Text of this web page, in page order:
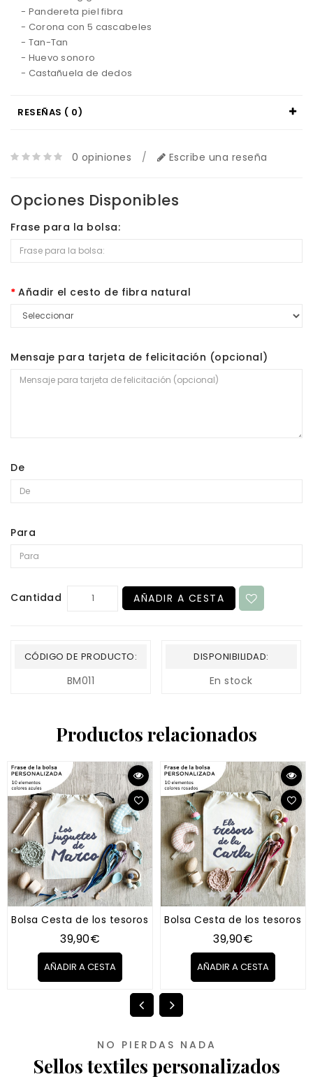
- Pandereta piel fibra
- Corona con 5 cascabeles
- Tan-Tan
- Huevo sonoro
- Castañuela de dedos
RESEÑAS ( 0)
0 opiniones / Escribe una reseña
Opciones Disponibles
Frase para la bolsa:
Añadir el cesto de fibra natural
Mensaje para tarjeta de felicitación (opcional)
De
Para
Cantidad AÑADIR A CESTA
CÓDIGO DE PRODUCTO:
BM011
DISPONIBILIDAD:
En stock
Productos relacionados
Bolsa Cesta de los tesoros "Tipo Montessori" AZUL
39,90€
AÑADIR A CESTA
Bolsa Cesta de los tesoros
39,90€
AÑADIR A CESTA
NO PIERDAS NADA
Sellos textiles personalizados